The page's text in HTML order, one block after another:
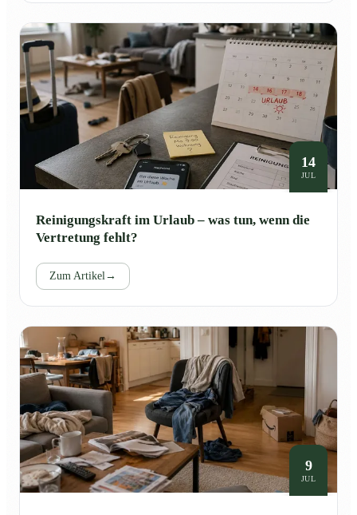
14
JUL
Reinigungskraft im Urlaub – was tun, wenn die
Vertretung fehlt?
Zum Artikel→
9
JUL